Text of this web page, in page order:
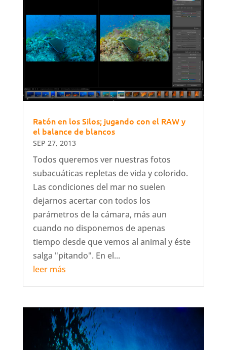
Ratón en los Silos; jugando con el RAW y
el balance de blancos
SEP 27, 2013
Todos queremos ver nuestras fotos
subacuáticas repletas de vida y colorido.
Las condiciones del mar no suelen
dejarnos acertar con todos los
parámetros de la cámara, más aun
cuando no disponemos de apenas
tiempo desde que vemos al animal y éste
salga "pitando". En el...
leer más